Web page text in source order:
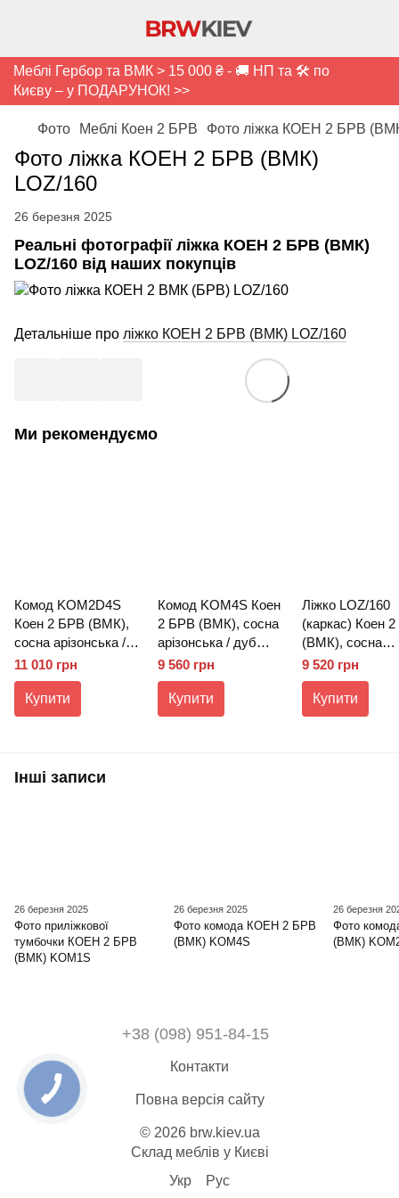
Меблі Гербор та ВМК > 15 000 ₴ - 🚚 НП та 🛠️ по
Києву – у ПОДАРУНОК! >>
Фото Меблі Коен 2 БРВ Фото ліжка КОЕН 2 БРВ
Фото ліжка КОЕН 2 БРВ (ВМК)
LOZ/160
26 березня 2025
Реальні фотографії ліжка КОЕН 2 БРВ (ВМК)
LOZ/160 від наших покупців
Детальніше про ліжко КОЕН 2 БРВ (ВМК) LOZ/160
Ми рекомендуємо
Комод KOM2D4S
Коен 2 БРВ (ВМК),
сосна арізонська /
дуб корабельний
11 010 грн
Купити
Комод KOM4S Коен
2 БРВ (ВМК), сосна
арізонська / дуб
корабельний
9 560 грн
Купити
Ліжко LOZ/160
(каркас) Коен
(ВМК), сосна
арізонська /
корабельний
9 520 грн
Купити
Інші записи
26 березня 2025
Фото приліжкової
тумбочки КОЕН 2 БРВ
(ВМК) KOM1S
26 березня 2025
Фото комода КОЕН 2 БРВ
(ВМК) KOM4S
26 березня
Фото
(ВМК)
+38 (098) 951-84-15
Контакти
Повна версія сайту
© 2026 brw.kiev.ua
Склад меблів у Києві
Укр
Рус